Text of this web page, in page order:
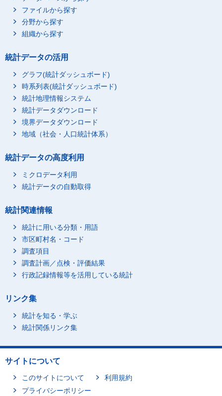
ファイルから探す
分野から探す
組織から探す
統計データの活用
グラフ(統計ダッシュボード)
時系列表(統計ダッシュボード)
統計地理情報システム
統計データダウンロード
境界データダウンロード
地域（社会・人口統計体系）
統計データの高度利用
ミクロデータ利用
統計データの自動取得
統計関連情報
統計に用いる分類・用語
市区町村名・コード
調査項目
調査計画／点検・評価結果
行政記録情報等を活用している統計
リンク集
統計を知る・学ぶ
統計関係リンク集
サイトについて
このサイトについて
利用規約
プライバシーポリシー